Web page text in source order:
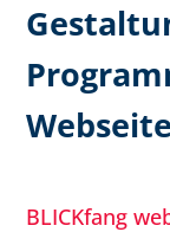
Webseite
BLICKfang